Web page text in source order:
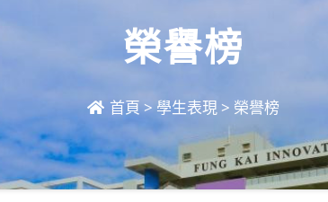
榮譽榜
首頁>學生表現 > 榮譽榜